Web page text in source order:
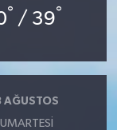
° / 39°
AĞUSTOS